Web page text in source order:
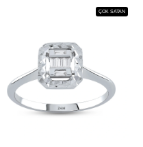
ÇOK SATAN